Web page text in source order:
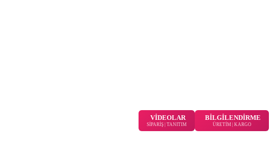
VİDEOLAR
SİPARİŞ | TANITIM
BİLGİLENDİRME
ÜRETİM | KARGO